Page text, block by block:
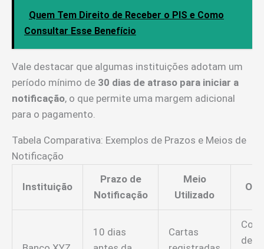
Quem Tem Direito de Receber o PIS e Como
Consultar Esse Benefício
Vale destacar que algumas instituições adotam um
período mínimo de 30 dias de atraso para iniciar a
notificação, o que permite uma margem adicional
para o pagamento.
Tabela Comparativa: Exemplos de Prazos e Meios de
Notificação
Instituição
Prazo de
Notificação
Meio
Utilizado
10 dias
Cartas
de